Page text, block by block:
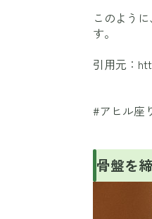
このよう
す。
引用元：
#アヒル座
骨盤を